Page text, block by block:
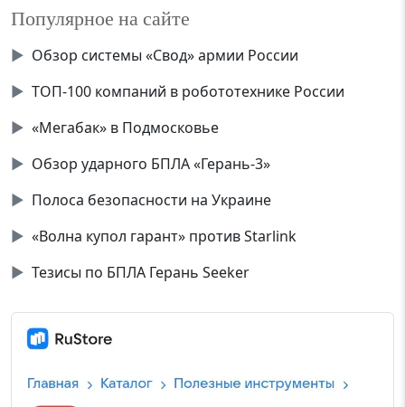
Популярное на сайте
▶ Обзор системы «Свод» армии России
▶ ТОП-100 компаний в робототехнике России
▶ «Мегабак» в Подмосковье
▶ Обзор ударного БПЛА «Герань-3»
▶ Полоса безопасности на Украине
▶ «Волна купол гарант» против Starlink
▶ Тезисы по БПЛА Герань Seeker